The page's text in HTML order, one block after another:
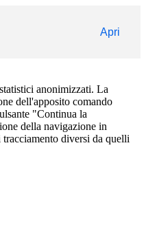
Apri
anonimizzati. La
dell'apposito comando
"Continua la
della navigazione in
diversi da quelli